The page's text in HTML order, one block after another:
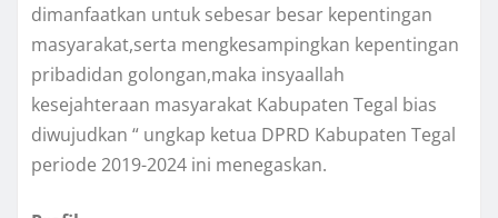
dimanfaatkan untuk sebesar besar kepentingan
masyarakat,serta mengkesampingkan kepentingan
pribadidan golongan,maka insyaallah
kesejahteraan masyarakat Kabupaten Tegal bias
diwujudkan “ ungkap ketua DPRD Kabupaten Tegal
periode 2019-2024 ini menegaskan.